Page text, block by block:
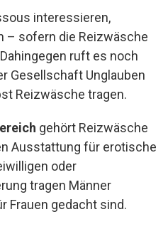
interessieren,
– sofern die Reizwäsche
ruft es noch
Gesellschaft Unglauben
Reizwäsche tragen.
gehört Reizwäsche
Ausstattung für erotische
oder
tragen Männer
Frauen gedacht sind.